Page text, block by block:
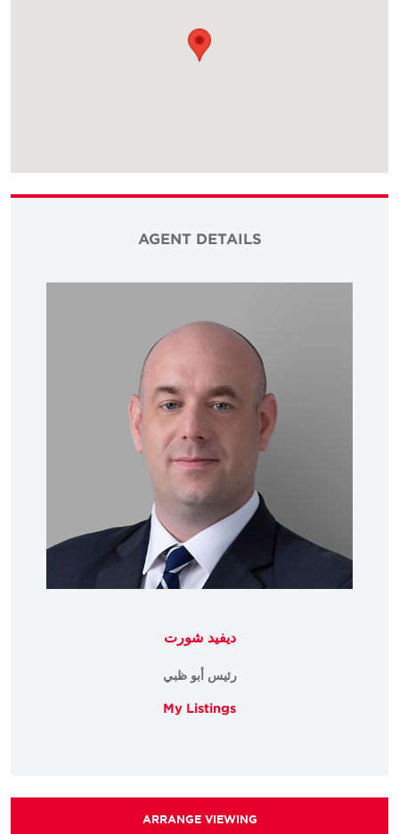
AGENT DETAILS
ديفيد شورت
رئيس أبو ظبي
My Listings
ARRANGE VIEWING